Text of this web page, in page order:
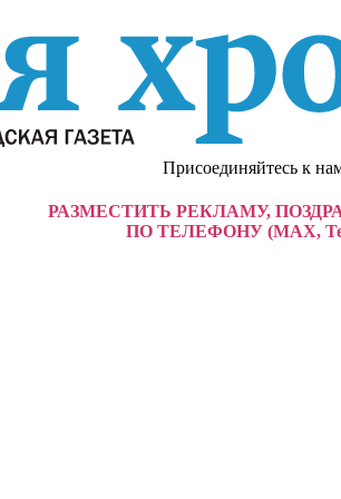
Присоединяйтесь к
РАЗМЕСТИТЬ РЕКЛАМУ,
ПО ТЕЛЕФОНУ (MAX,